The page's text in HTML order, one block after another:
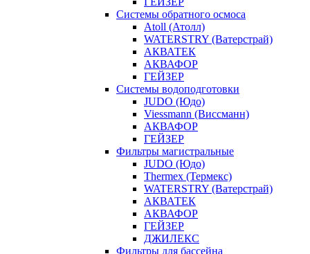
Системы обратного осмоса
Atoll (Атолл)
WATERSTRY (Ватерстрай)
АКВАТЕК
АКВАФОР
ГЕЙЗЕР
Системы водоподготовки
JUDO (Юдо)
Viessmann (Виссманн)
АКВАФОР
ГЕЙЗЕР
Фильтры магистральные
JUDO (Юдо)
Thermex (Термекс)
WATERSTRY (Ватерстрай)
АКВАТЕК
АКВАФОР
ГЕЙЗЕР
ДЖИЛЕКС
Фильтры для бассейна